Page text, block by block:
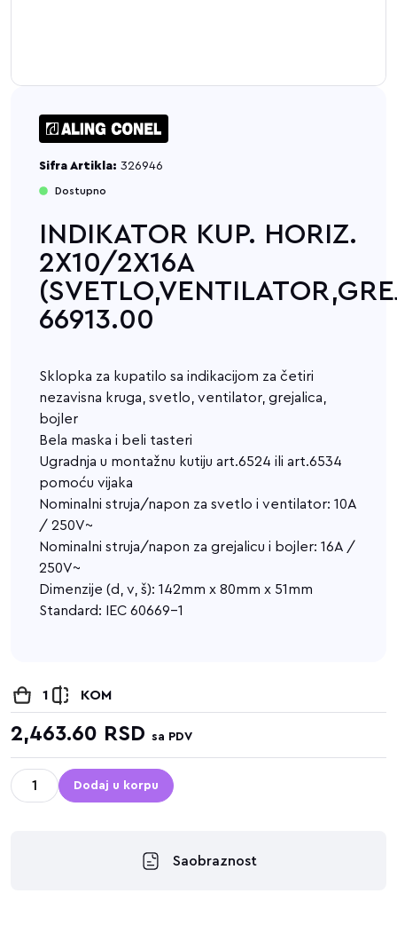
Sifra Artikla: 326946
Dostupno
INDIKATOR KUP. HORIZ.
2X10/2X16A
66913.00
Sklopka za kupatilo sa indikacijom za četiri
nezavisna kruga, svetlo, ventilator, grejalica,
bojler
Bela maska i beli tasteri
Ugradnja u montažnu kutiju art.6524 ili art.6534
pomoću vijaka
Nominalni struja/napon za svetlo i ventilator: 10A
/ 250V~
Nominalni struja/napon za grejalicu i bojler: 16A /
250V~
Dimenzije (d, v, š): 142mm x 80mm x 51mm
Standard: IEC 60669-1
1 KOM
2,463.60 RSD sa PDV
Dodaj u korpu
Saobraznost